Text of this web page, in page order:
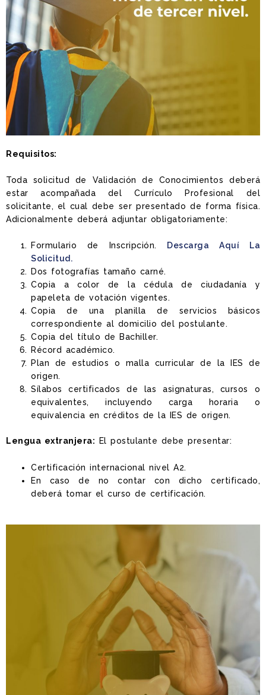
Requisitos:
Toda solicitud de Validación de Conocimientos deberá
estar acompañada del Currículo Profesional del
solicitante, el cual debe ser presentado de forma física.
Adicionalmente deberá adjuntar obligatoriamente:
Formulario de Inscripción. Descarga Aquí La
Solicitud.
Dos fotografías tamaño carné.
Copia a color de la cédula de ciudadanía y
papeleta de votación vigentes.
Copia de una planilla de servicios básicos
correspondiente al domicilio del postulante.
Copia del título de Bachiller.
Récord académico.
Plan de estudios o malla curricular de la IES de
origen.
Sílabos certificados de las asignaturas, cursos o
equivalentes, incluyendo carga horaria o
equivalencia en créditos de la IES de origen.
Lengua extranjera: El postulante debe presentar:
Certificación internacional nivel A2.
En caso de no contar con dicho certificado,
deberá tomar el curso de certificación.